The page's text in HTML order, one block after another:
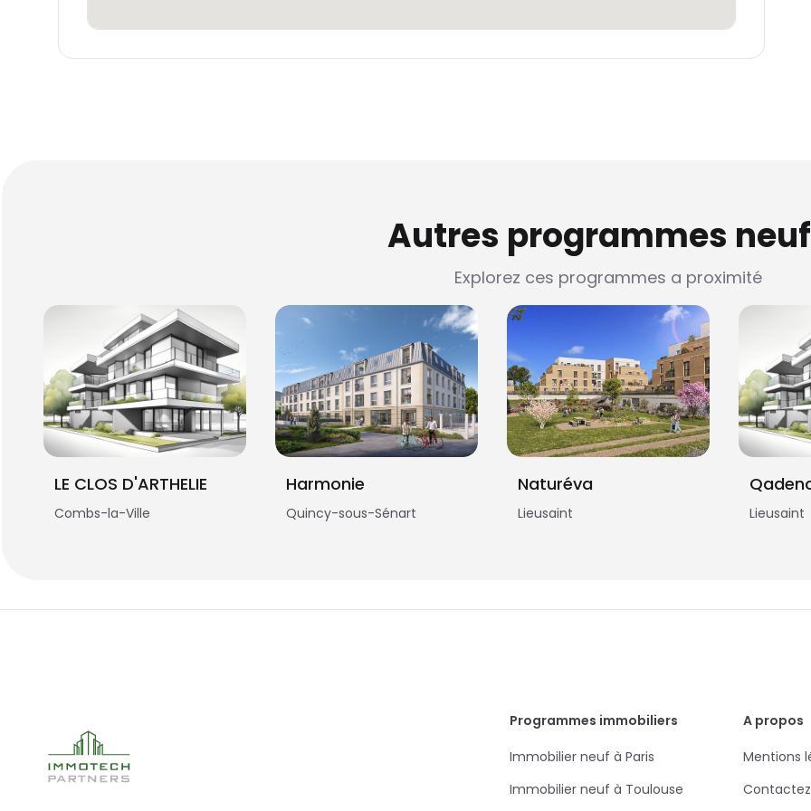
Autres programmes
Explorez ces programmes a proximité
LE CLOS D'ARTHELIE
Combs-la-Ville
Harmonie
Quincy-sous-Sénart
Naturéva
Lieusaint Lieusaint
Programmes immobiliers
Immobilier neuf à Paris
Immobilier neuf à Toulouse
A propos
Mentions